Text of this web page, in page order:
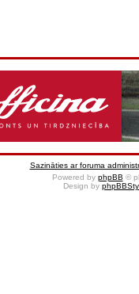
Sazināties ar foruma
Powered by phpBB ©
Design by